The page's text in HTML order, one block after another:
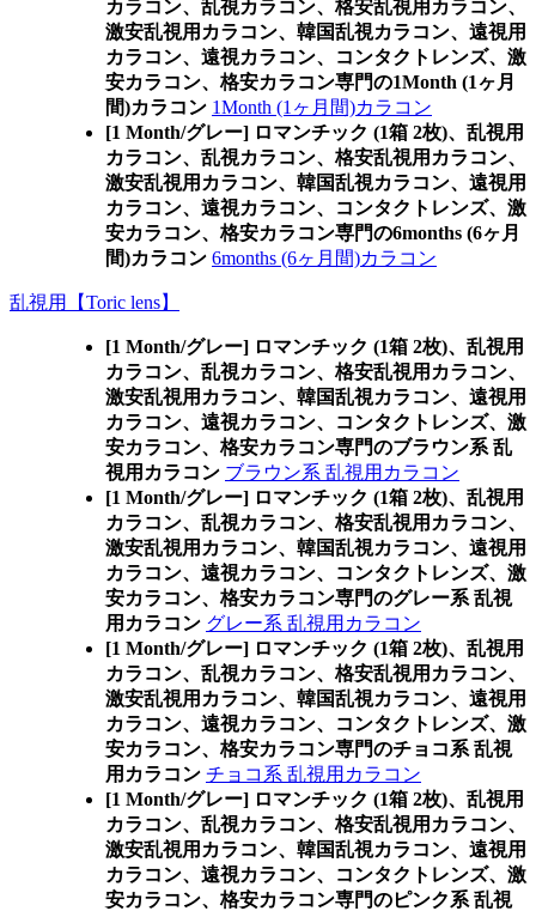
カラコン、乱視カラコン、格安乱視用カラコン、
激安乱視用カラコン、韓国乱視カラコン、遠視用
カラコン、遠視カラコン、コンタクトレンズ、激
安カラコン、格安カラコン専門の1Month (1ヶ月
間)カラコン 1Month (1ヶ月間)カラコン
[1 Month/グレー] ロマンチック (1箱 2枚)、乱視用
カラコン、乱視カラコン、格安乱視用カラコン、
激安乱視用カラコン、韓国乱視カラコン、遠視用
カラコン、遠視カラコン、コンタクトレンズ、激
安カラコン、格安カラコン専門の6months (6ヶ月
間)カラコン 6months (6ヶ月間)カラコン
乱視用【Toric lens】
[1 Month/グレー] ロマンチック (1箱 2枚)、乱視用
カラコン、乱視カラコン、格安乱視用カラコン、
激安乱視用カラコン、韓国乱視カラコン、遠視用
カラコン、遠視カラコン、コンタクトレンズ、激
安カラコン、格安カラコン専門のブラウン系 乱
視用カラコン ブラウン系 乱視用カラコン
[1 Month/グレー] ロマンチック (1箱 2枚)、乱視用
カラコン、乱視カラコン、格安乱視用カラコン、
激安乱視用カラコン、韓国乱視カラコン、遠視用
カラコン、遠視カラコン、コンタクトレンズ、激
安カラコン、格安カラコン専門のグレー系 乱視
用カラコン グレー系 乱視用カラコン
[1 Month/グレー] ロマンチック (1箱 2枚)、乱視用
カラコン、乱視カラコン、格安乱視用カラコン、
激安乱視用カラコン、韓国乱視カラコン、遠視用
カラコン、遠視カラコン、コンタクトレンズ、激
安カラコン、格安カラコン専門のチョコ系 乱視
用カラコン チョコ系 乱視用カラコン
[1 Month/グレー] ロマンチック (1箱 2枚)、乱視用
カラコン、乱視カラコン、格安乱視用カラコン、
激安乱視用カラコン、韓国乱視カラコン、遠視用
カラコン、遠視カラコン、コンタクトレンズ、激
安カラコン、格安カラコン専門のピンク系 乱視